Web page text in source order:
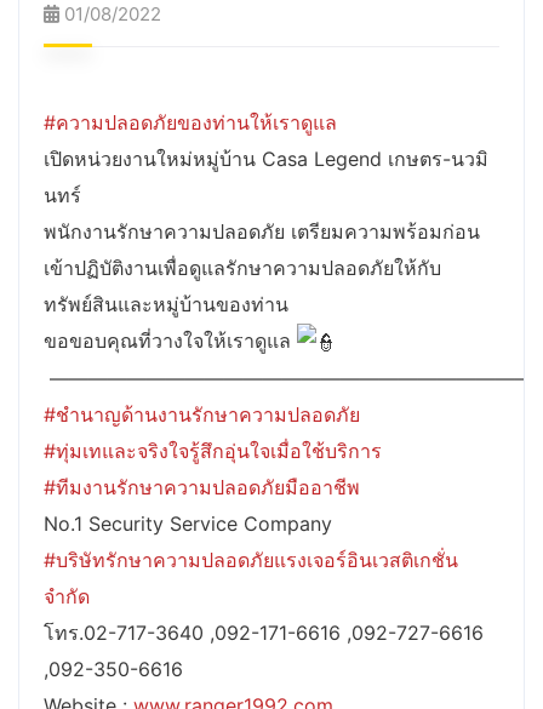
01/08/2022
#ความปลอดภัยของท่านให้เราดูแล
เปิดหน่วยงานใหม่หมู่บ้าน Casa Legend เกษตร-นวมิ
นทร์
พนักงานรักษาความปลอดภัย เตรียมความพร้อมก่อน
เข้าปฏิบัติงานเพื่อดูแลรักษาความปลอดภัยให้กับ
ทรัพย์สินและหมู่บ้านของท่าน
ขอขอบคุณที่วางใจให้เราดูแล
————————————————————————–
#ชำนาญด้านงานรักษาความปลอดภัย
#ทุ่มเทและจริงใจรู้สึกอุ่นใจเมื่อใช้บริการ
#ทีมงานรักษาความปลอดภัยมืออาชีพ
No.1 Security Service Company
#บริษัทรักษาความปลอดภัยแรงเจอร์อินเวสติเกชั่น
จำกัด
โทร.02-717-3640 ,092-171-6616 ,092-727-6616
,092-350-6616